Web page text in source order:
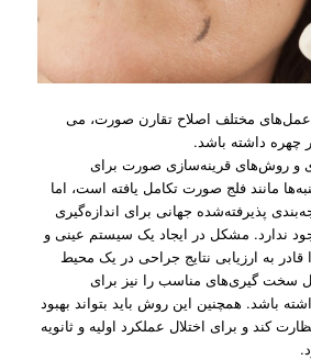
عمل‌های مختلف اصلاح تقارن صورت، می
چهره داشته باشد.
و روش‌های قرینه‌سازی صورت برای
مانند فلج صورت تکامل یافته است، اما
پذیرفته‌شده جهانی برای اندازه‌گیری
ندارد. مشکل در ایجاد یک سیستم عینی و
به ارزیابی نتایج جراحی در یک محیط
سخت گیری‌های مناسب را نیز برای
باشد. همچنین این روش باید بتواند بهبود
کند و برای اختلال عملکرد اولیه و ثانویه